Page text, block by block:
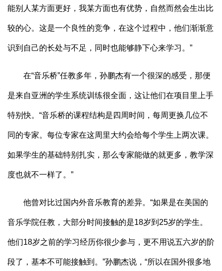
能别人某方面更好，我某方面也有优势，自然而然会生出比
较的心。这是一个良性的竞争，在这个过程中，他们渐渐意
识到自己的长处与不足，同时也能够静下心来学习。”
在“音乐桥”任教多年，孙鹏杰有一个很深的感受，那便
是来自亚洲的学生系统训练很全面，这让他们在项目里上手
特别快。“音乐桥的课程结构是四周时间，每周更换几位不
同的专家。每位专家在这周里大约会给每个学生上两次课。
如果学生的基础特别扎实，那么专家能做的就更多，教学深
度也就不一样了。”
他曾对比过国内外音乐教育的差异。“如果是在美国的
音乐学院任教，大部分时间接触的是18岁到25岁的学生。
他们18岁之前的学习经历你很少参与，更不用说五六岁的阶
段了，基本不可能接触到。”孙鹏杰说，“所以在国外很多地